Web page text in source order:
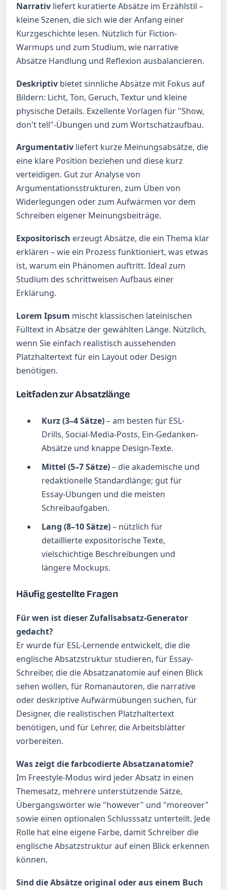
Narrativ liefert kuratierte Absätze im Erzählstil –
kleine Szenen, die sich wie der Anfang einer
Kurzgeschichte lesen. Nützlich für Fiction-
Warmups und zum Studium, wie narrative
Absätze Handlung und Reflexion ausbalancieren.
Deskriptiv bietet sinnliche Absätze mit Fokus auf
Bildern: Licht, Ton, Geruch, Textur und kleine
physische Details. Exzellente Vorlagen für "Show,
don't tell"-Übungen und zum Wortschatzaufbau.
Argumentativ liefert kurze Meinungsabsätze, die
eine klare Position beziehen und diese kurz
verteidigen. Gut zur Analyse von
Argumentationsstrukturen, zum Üben von
Widerlegungen oder zum Aufwärmen vor dem
Schreiben eigener Meinungsbeiträge.
Expositorisch erzeugt Absätze, die ein Thema klar
erklären – wie ein Prozess funktioniert, was etwas
ist, warum ein Phänomen auftritt. Ideal zum
Studium des schrittweisen Aufbaus einer
Erklärung.
Lorem Ipsum mischt klassischen lateinischen
Fülltext in Absätze der gewählten Länge. Nützlich,
wenn Sie einfach realistisch aussehenden
Platzhaltertext für ein Layout oder Design
benötigen.
Leitfaden zur Absatzlänge
Kurz (3–4 Sätze)– am besten für ESL-
Drills, Social-Media-Posts, Ein-Gedanken-
Absätze und knappe Design-Texte.
Mittel (5–7 Sätze)– die akademische und
redaktionelle Standardlänge; gut für
Essay-Übungen und die meisten
Schreibaufgaben.
Lang (8–10 Sätze)– nützlich für
detaillierte expositorische Texte,
vielschichtige Beschreibungen und
längere Mockups.
Häufig gestellte Fragen
Für wen ist dieser Zufallsabsatz-Generator
gedacht?
Er wurde für ESL-Lernende entwickelt, die die
englische Absatzstruktur studieren, für Essay-
Schreiber, die die Absatzanatomie auf einen Blick
sehen wollen, für Romanautoren, die narrative
oder deskriptive Aufwärmübungen suchen, für
Designer, die realistischen Platzhaltertext
benötigen, und für Lehrer, die Arbeitsblätter
vorbereiten.
Was zeigt die farbcodierte Absatzanatomie?
Im Freestyle-Modus wird jeder Absatz in einen
Themesatz, mehrere unterstützende Sätze,
Übergangswörter wie "however" und "moreover"
sowie einen optionalen Schlusssatz unterteilt. Jede
Rolle hat eine eigene Farbe, damit Schreiber die
englische Absatzstruktur auf einen Blick erkennen
können.
Sind die Absätze original oder aus einem Buch